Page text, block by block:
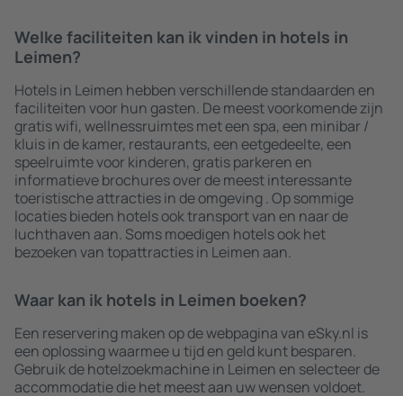
Welke faciliteiten kan ik vinden in hotels in
Leimen?
Hotels in Leimen hebben verschillende standaarden en
faciliteiten voor hun gasten. De meest voorkomende zijn
gratis wifi, wellnessruimtes met een spa, een minibar /
kluis in de kamer, restaurants, een eetgedeelte, een
speelruimte voor kinderen, gratis parkeren en
informatieve brochures over de meest interessante
toeristische attracties in de omgeving . Op sommige
locaties bieden hotels ook transport van en naar de
luchthaven aan. Soms moedigen hotels ook het
bezoeken van topattracties in Leimen aan.
Waar kan ik hotels in Leimen boeken?
Een reservering maken op de webpagina van eSky.nl is
een oplossing waarmee u tijd en geld kunt besparen.
Gebruik de hotelzoekmachine in Leimen en selecteer de
accommodatie die het meest aan uw wensen voldoet.